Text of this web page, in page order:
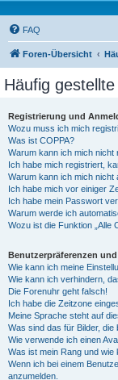
FAQ
Foren-Übersicht
Häufig
Registrierung und
Wozu muss ich mich
Was ist COPPA?
Warum kann ich mich nicht
Ich habe mich registriert,
Warum kann ich mich nicht
Ich habe mich vor einiger
Ich habe mein Passwort
Warum werde ich
Wozu ist die Funktion „Alle
Benutzerpräferenzen
Wie kann ich meine
Wie kann ich verhindern,
Die Forenuhr geht falsch!
Ich habe die Zeitzone
Meine Sprache steht auf
Was sind das für Bilder,
Wie verwende ich einen
Was ist mein Rang und wie
Wenn ich bei einem
anzumelden.